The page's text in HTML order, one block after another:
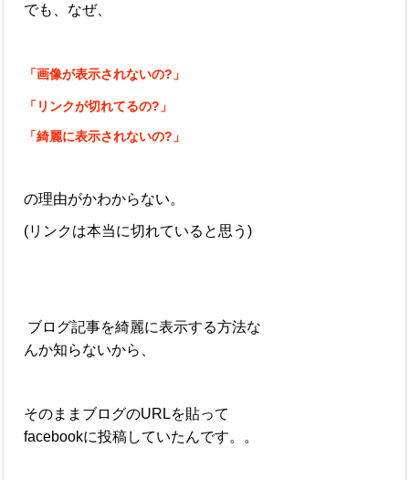
でも、なぜ、
「画像が表示されないの?」
「リンクが切れてるの?」
「綺麗に表示されないの?」
の理由がかわからない。
(リンクは本当に切れていると思う)
ブログ記事を綺麗に表示する方法な
んか知らないから、
そのままブログのURLを貼って
facebookに投稿していたんです。。